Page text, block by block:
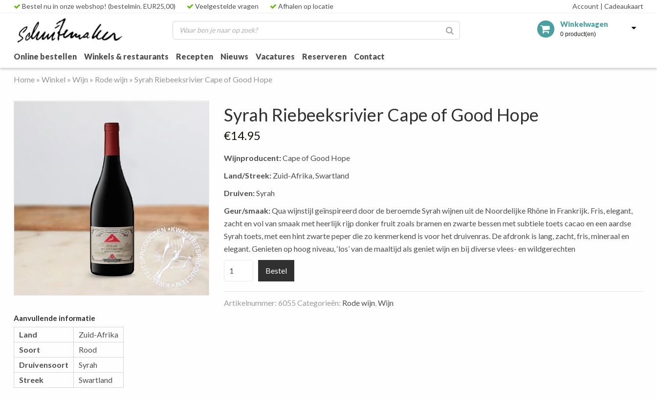
Bestel nu in onze webshop! (bestelmin. EUR25,00) Veelgestelde vragen Afhalen op locatie Account | Cadeaukaart
Winkelwagen
0 product(en)
Online bestellen Winkels & restaurants Recepten Nieuws Vacatures Reserveren Contact
Home »Winkel »Wijn » Rode wijn »Syrah Riebeeksrivier Cape of Good Hope
Syrah Riebeeksrivier Cape of Good Hope
€14.95
Wijnproducent:Cape of Good Hope
Land/Streek: Zuid-Afrika, Swartland
Druiven:Syrah
Geur/smaak:Qua wijnstijl geïnspireerd door de beroemde Syrah wijnen uit de Noordelijke Rhône in Frankrijk. Fris, elegant,
zacht en vol van smaak met heerlijk rijp donker fruit zoals bramen en zwarte bessen met subtiele toets cacao en een aardse
Syrah toets, met een hint zwarte peper die zo kenmerkend is voor het druivenras. De afdronk is lang, zacht, fris, mineraal en
elegant. Genieten op hoog niveau, ‘los’ van de maaltijd als geniet wijn en bij diverse vlees- en wildgerechten
of
Bestel
Artikelnummer:6055 Categorieën: Rode wijn,Wijn
Aanvullende informatie
Land
Zuid-Afrika
Soort
Rood
Druivensoort
Syrah
Streek
Swartland